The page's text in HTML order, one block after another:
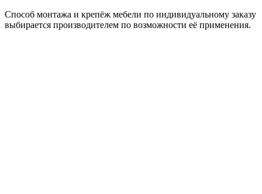
Способ монтажа и крепёж мебели по индивидуальному заказу
выбирается производителем по возможности её применения.